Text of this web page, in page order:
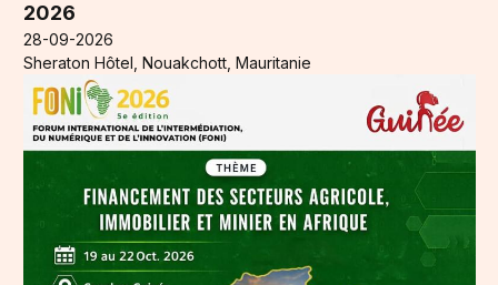
2026
28-09-2026
Sheraton Hôtel, Nouakchott, Mauritanie